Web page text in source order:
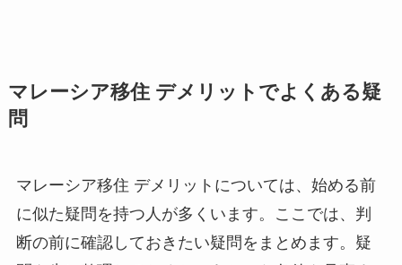
マレーシア移住 デメリットでよくある疑
問
マレーシア移住 デメリットについては、始める前
に似た疑問を持つ人が多くいます。ここでは、判
断の前に確認しておきたい疑問をまとめます。疑